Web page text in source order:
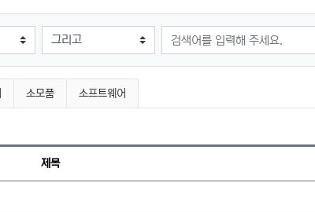
검색어
소모품 소프트웨어
제목